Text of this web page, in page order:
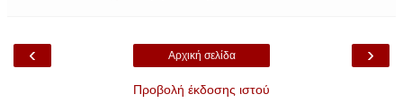
‹ ›
Αρχική σελίδα
Προβολή έκδοσης ιστού